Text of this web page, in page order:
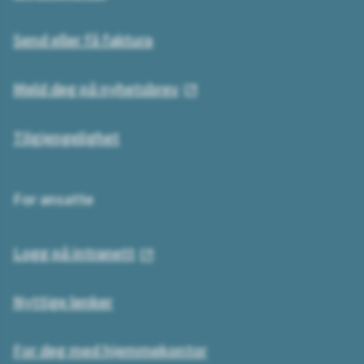
Send eller få faktura
Meld deg på nyhetsbrev
Tilgjengelighet
For ansatte
Logg på intranett
Nyttige lenker
For deg med hjemmekontor